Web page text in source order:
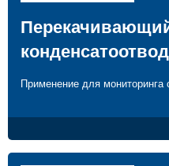
Применение для мониторинга